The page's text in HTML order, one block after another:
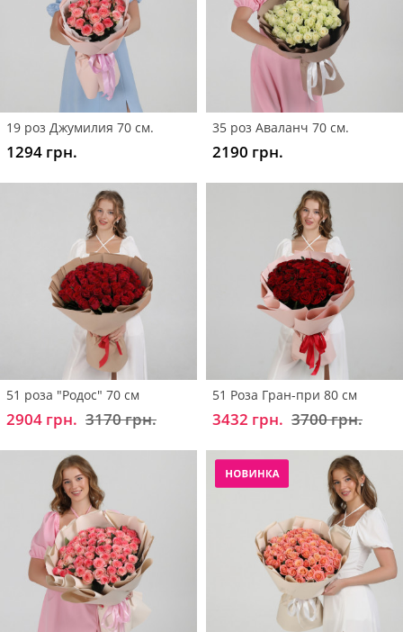
19 роз Джумилия 70 см.
1294 грн.
35 роз Аваланч 70 см.
2190 грн.
51 роза "Родос" 70 см
2904 грн. 3170 грн.
51 Роза Гран-при 80 см
3432 грн. 3700 грн.